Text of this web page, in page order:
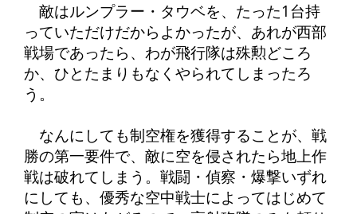
敵はルンプラー・タウベを、たった1台持
っていただけだからよかったが、あれが西部
戦場であったら、わが飛行隊は殊勲どころ
か、ひとたまりもなくやられてしまったろ
う。
なんにしても制空権を獲得することが、戦
勝の第一要件で、敵に空を侵されたら地上作
戦は破れてしまう。戦闘・偵察・爆撃いずれ
にしても、優秀な空中戦士によってはじめて